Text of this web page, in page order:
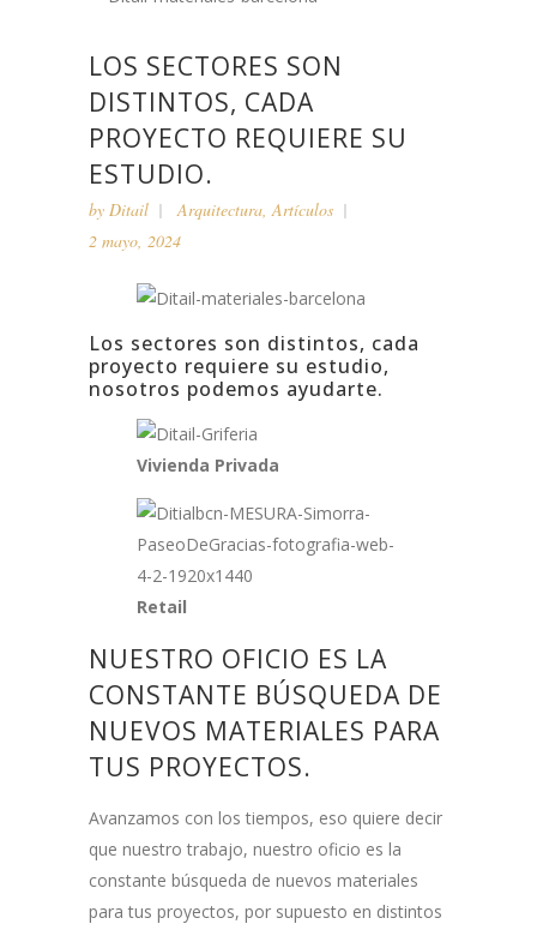
LOS SECTORES SON
DISTINTOS, CADA
PROYECTO REQUIERE SU
ESTUDIO.
by Ditail Arquitectura,Artículos
2 mayo, 2024
Los sectores son distintos, cada
proyecto requiere su estudio,
nosotros podemos ayudarte.
Vivienda Privada
Retail
NUESTRO OFICIO ES LA
CONSTANTE BÚSQUEDA DE
NUEVOS MATERIALES PARA
TUS PROYECTOS.
Avanzamos con los tiempos, eso quiere decir
que nuestro trabajo, nuestro oficio es la
constante búsqueda de nuevos materiales
para tus proyectos, por supuesto en distintos